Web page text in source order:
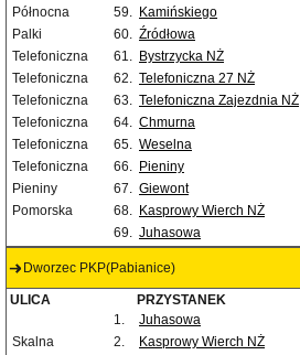
Północna
59. Kamińskiego
Palki
60. Źródłowa
Telefoniczna
61. Bystrzycka NŻ
Telefoniczna
62. Telefoniczna 27 NŻ
Telefoniczna
63. Telefoniczna Zajezdnia NŻ
Telefoniczna
64. Chmurna
Telefoniczna
65. Weselna
Telefoniczna
66. Pieniny
Pieniny
67. Giewont
Pomorska
68. Kasprowy Wierch NŻ
69. Juhasowa
Dworzec PKP(Pabianice)
ULICA PRZYSTANEK
1.
Juhasowa
Skalna
2. Kasprowy Wierch NŻ